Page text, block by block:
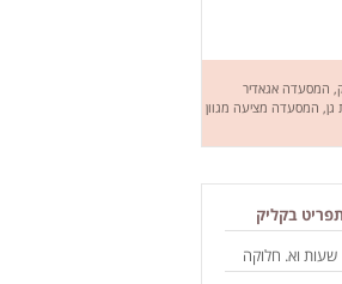
מחפוד) מצדה 7 בני ברק, המסעדה אגאדיר
המסעדה מציעה מגוון
טעמים, מחכים לכם
תפריט בקליק
שעות וא. חלוקה